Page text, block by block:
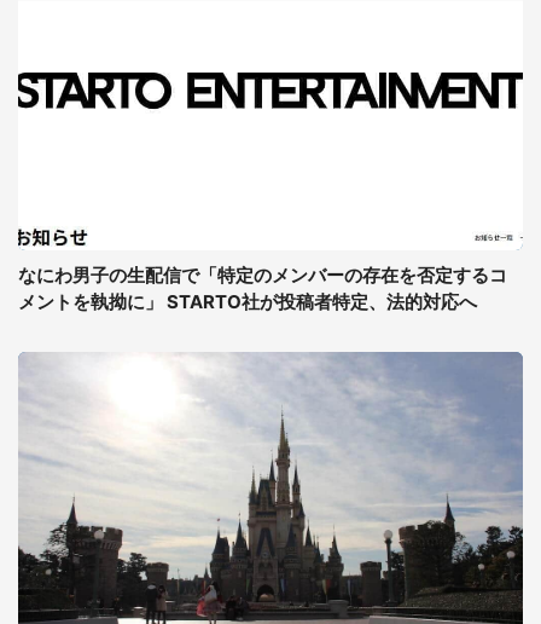
なにわ男子の生配信で「特定のメンバーの存在を否定するコ
メントを執拗に」 STARTO社が投稿者特定、法的対応へ